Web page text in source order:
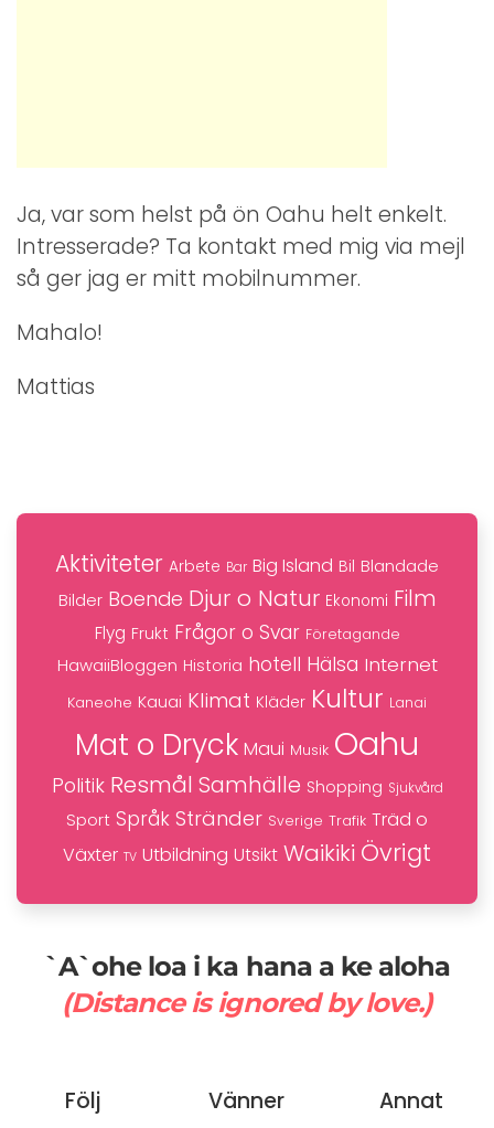
Ja, var som helst på ön Oahu helt enkelt.
Intresserade? Ta kontakt med mig via mejl
så ger jag er mitt mobilnummer.
Mahalo!
Mattias
Aktiviteter Arbete Bar Big Island Bil Blandade
Bilder Boende Djur o Natur Ekonomi Film
Flyg Frukt Frågor o Svar Företagande
HawaiiBloggen Historia hotell Hälsa Internet
Kaneohe Kauai Klimat Kläder Kultur Lanai
Mat o Dryck Maui Musik Oahu
Politik Resmål Samhälle Shopping Sjukvård
Sport Språk Stränder Sverige Trafik Träd o
Växter TV Utbildning Utsikt Waikiki Övrigt
`A`ohe loa i ka hana a ke aloha
(Distance is ignored by love.)
Följ Vänner Annat